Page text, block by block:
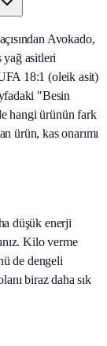
Avokado,
asitleri
18:1 (oleik asit)
"Besin
hangi ürünün fark
ürün, kas onarımı
düşük enerji
Kilo verme
de dengeli
biraz daha sık